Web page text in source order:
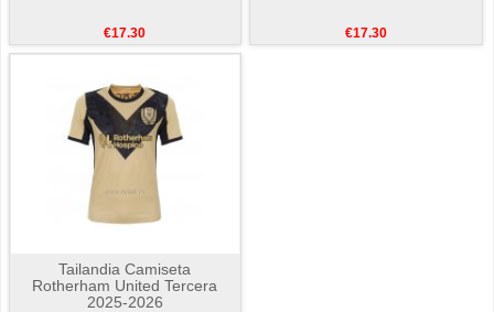
€17.30 €17.30
Tailandia Camiseta
Rotherham United Tercera
2025-2026